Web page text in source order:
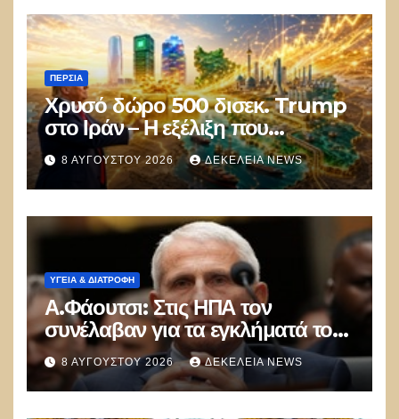
ΠΕΡΣΊΑ
Χρυσό δώρο 500 δισεκ. Trump
στο Ιράν – Η εξέλιξη που
αποδίδει κέρδη μεγαλύτερα από
τις Apple, Nvidia και Google
8 ΑΥΓΟΎΣΤΟΥ 2026 ΔΕΚΈΛΕΙΑ NEWS
ΥΓΕΙΑ & ΔΙΑΤΡΟΦΗ
Α.Φάουτσι: Στις ΗΠΑ τον
συνέλαβαν για τα εγκλήματά του
στην πανδημία – Στην Ελλάδα
τον έκαναν μέλος της Ακαδημίας
Αθηνών!
8 ΑΥΓΟΎΣΤΟΥ 2026 ΔΕΚΈΛΕΙΑ NEWS